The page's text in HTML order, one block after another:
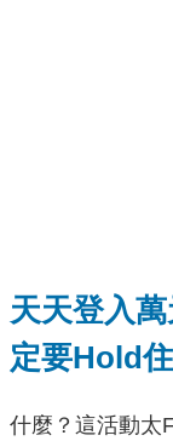
天天登入
定要Hold住
什麼？這活動太